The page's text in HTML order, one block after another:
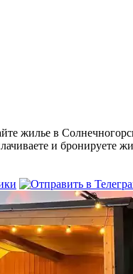
жилье в
и бронируете